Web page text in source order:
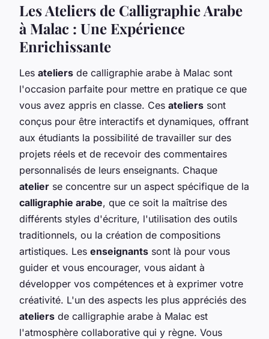
Les Ateliers de Calligraphie Arabe
à Malac : Une Expérience
Enrichissante
Les ateliers de calligraphie arabe à Malac sont
l'occasion parfaite pour mettre en pratique ce que
vous avez appris en classe. Ces ateliers sont
conçus pour être interactifs et dynamiques, offrant
aux étudiants la possibilité de travailler sur des
projets réels et de recevoir des commentaires
personnalisés de leurs enseignants. Chaque
atelier se concentre sur un aspect spécifique de la
calligraphie arabe, que ce soit la maîtrise des
différents styles d'écriture, l'utilisation des outils
traditionnels, ou la création de compositions
artistiques. Les enseignants sont là pour vous
guider et vous encourager, vous aidant à
développer vos compétences et à exprimer votre
créativité. L'un des aspects les plus appréciés des
ateliers de calligraphie arabe à Malac est
l'atmosphère collaborative qui y règne. Vous